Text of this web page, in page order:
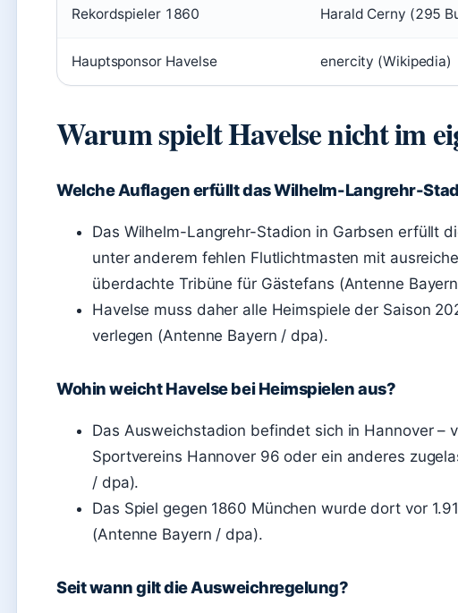
Rekordspieler 1860 Harald Cerny (295
Hauptsponsor Havelse enercity (Wikipedia)
Warum spielt Havelse nicht im
Welche Auflagen erfüllt das Wilhelm-Langrehr-
Das Wilhelm-Langrehr-Stadion in Garbsen erfüllt
unter anderem fehlen Flutlichtmasten mit
überdachte Tribüne für Gästefans (Antenne
Havelse muss daher alle Heimspiele der Saison
verlegen (Antenne Bayern / dpa).
Wohin weicht Havelse bei Heimspielen aus?
Das Ausweichstadion befindet sich in Hannover –
Sportvereins Hannover 96 oder ein anderes
/ dpa).
Das Spiel gegen 1860 München wurde dort vor
(Antenne Bayern / dpa).
Seit wann gilt die Ausweichregelung?